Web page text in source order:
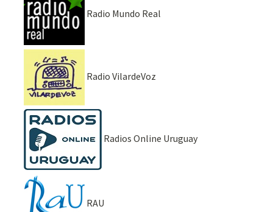
Radio Mundo Real
Radio VilardeVoz
Radios Online Uruguay
RAU